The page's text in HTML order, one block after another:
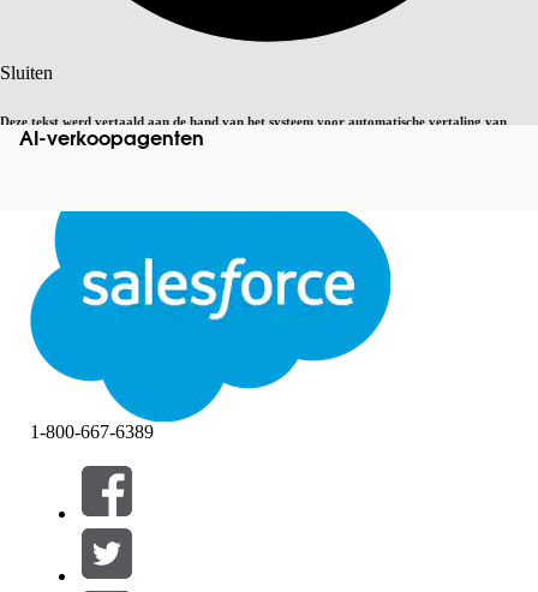
Sluiten
Deze tekst werd vertaald aan de hand van het systeem voor automatische vertaling van
Salesforce. U vindthier meer details.
Sluiten Sluiten
AI-verkoopagenten
Filters (0)
FILTERS SELECTEREN
Productgebied
1-800-667-6389